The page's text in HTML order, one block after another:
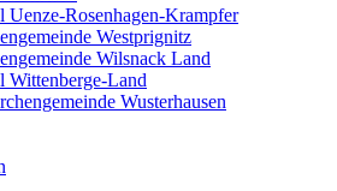
Uenze-Rosenhagen-Krampfer
Westprignitz
Wilsnack Land
Wittenberge-Land
Wusterhausen